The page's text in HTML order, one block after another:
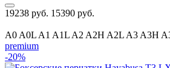
19238 руб. 15390 руб.
A0 A0L A1 A1L A2 A2H A2L A3 A3H
premium
-20%